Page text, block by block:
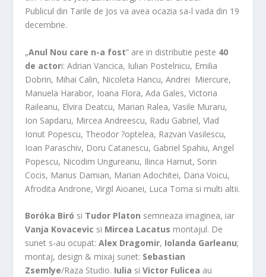
Publicul din Tarile de Jos va avea ocazia sa-l vada din 19
decembrie.
„Anul Nou care n-a fost” are in distributie peste 40
de actori: Adrian Vancica, Iulian Postelnicu, Emilia
Dobrin, Mihai Calin, Nicoleta Hancu, Andrei Miercure,
Manuela Harabor, Ioana Flora, Ada Gales, Victoria
Raileanu, Elvira Deatcu, Marian Ralea, Vasile Muraru,
Ion Sapdaru, Mircea Andreescu, Radu Gabriel, Vlad
Ionut Popescu, Theodor ?optelea, Razvan Vasilescu,
Ioan Paraschiv, Doru Catanescu, Gabriel Spahiu, Angel
Popescu, Nicodim Ungureanu, Ilinca Harnut, Sorin
Cocis, Marius Damian, Marian Adochitei, Dana Voicu,
Afrodita Androne, Virgil Aioanei, Luca Toma si multi altii.
Boróka Biró si Tudor Platon semneaza imaginea, iar
Vanja Kovacevic si Mircea Lacatus montajul. De
sunet s-au ocupat:Alex Dragomir, Iolanda Garleanu;
montaj, design & mixaj sunet: Sebastian
Zsemlye/Raza Studio. Iulia siVictor Fulicea au